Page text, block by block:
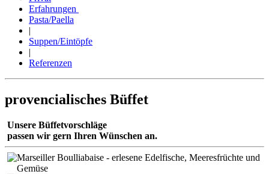
Erfahrungen
Pasta/Paella
|
Suppen/Eintöpfe
|
Referenzen
provencialisches Büffet
Unsere Büffetvorschläge
passen wir gern Ihren Wünschen an.
Marseiller Boulliabaise - erlesene Edelfische, Meeresfrüchte und
Gemüse